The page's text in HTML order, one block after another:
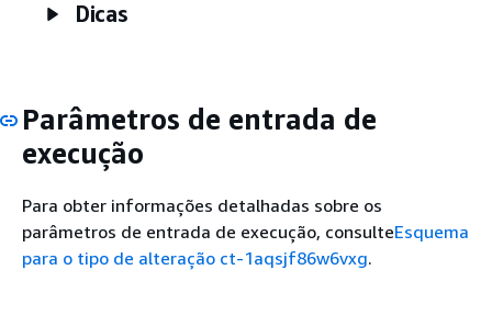
Dicas
Parâmetros de entrada de
execução
Para obter informações detalhadas sobre os
parâmetros de entrada de execução, consulteEsquema
para o tipo de alteração ct-1aqsjf86w6vxg.